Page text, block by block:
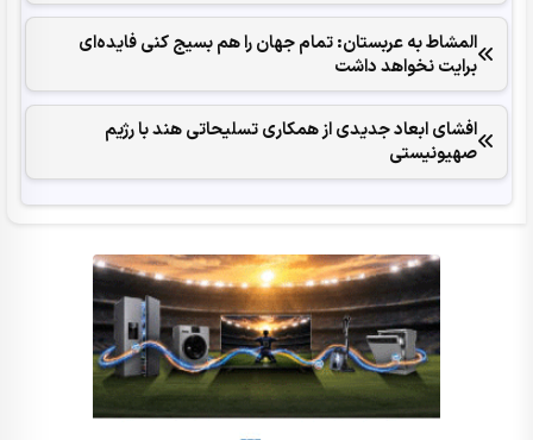
المشاط به عربستان: تمام جهان را هم بسیج کنی فایده‌ای
برایت نخواهد داشت
افشای ابعاد جدیدی از همکاری تسلیحاتی هند با رژیم
صهیونیستی